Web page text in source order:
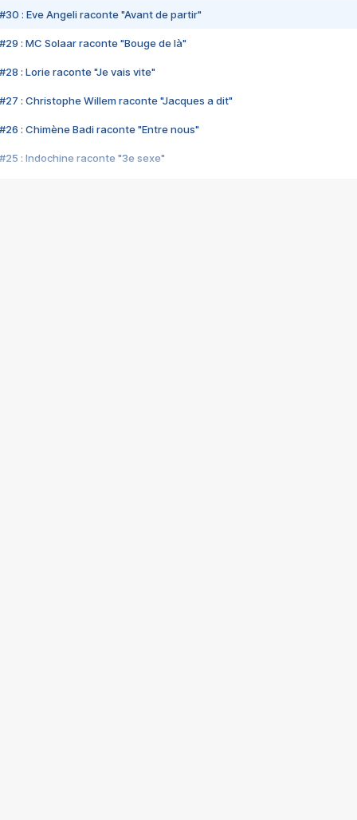
#30 : Eve Angeli raconte "Avant de partir"
#29 : MC Solaar raconte "Bouge de là"
#28 : Lorie raconte "Je vais vite"
#27 : Christophe Willem raconte "Jacques a dit"
#26 : Chimène Badi raconte "Entre nous"
#25 : Indochine raconte "3e sexe"